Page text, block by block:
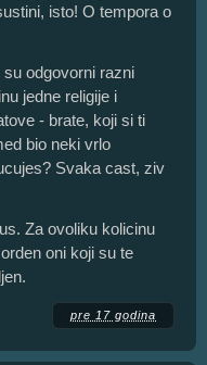
isto! O tempora o
odgovorni razni
jedne religije i
- brate, koji si ti
bio neki vrlo
Svaka cast, ziv
Za ovoliku kolicinu
oni koji su te
pre 17 godina